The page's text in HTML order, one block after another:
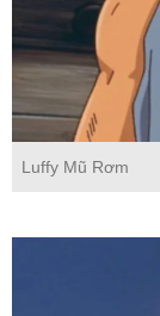
Luffy Mũ Rơm